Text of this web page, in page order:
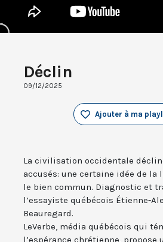
Déclin
09/12/2025
Ajouter à ma
La civilisation occidentale
accusés: une certaine idée de
le bien commun. Diagnostic et
l’essayiste québécois Étienne-
Beauregard.
LeVerbe, média québécois qui
l’espérance chrétienne, propose